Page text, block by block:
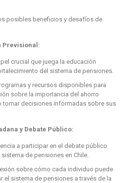
posibles beneficios y desafíos de
Previsional:
crucial que juega la educación
del sistema de pensiones.
y recursos disponibles para
sobre la importancia del ahorro
tomar decisiones informadas sobre sus
y Debate Público:
a participar en el debate público
de pensiones en Chile.
sobre cómo cada individuo puede
el sistema de pensiones a través de la